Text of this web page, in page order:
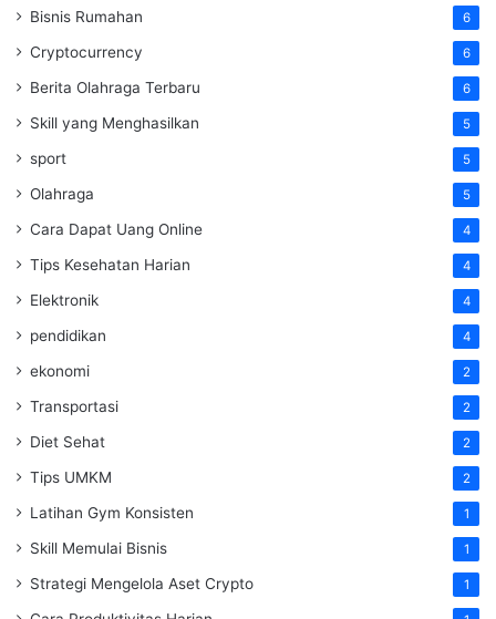
Bisnis Rumahan 6
Cryptocurrency 6
Berita Olahraga Terbaru 6
Skill yang Menghasilkan 5
sport 5
Olahraga 5
Cara Dapat Uang Online 4
Tips Kesehatan Harian 4
Elektronik 4
pendidikan 4
ekonomi 2
Transportasi 2
Diet Sehat 2
Tips UMKM 2
Latihan Gym Konsisten 1
Skill Memulai Bisnis 1
Strategi Mengelola Aset Crypto 1